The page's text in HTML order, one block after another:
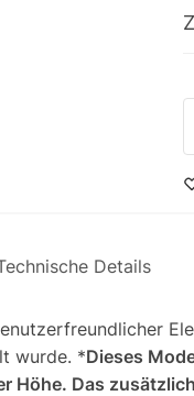
Details
wurde. *Dieses
Höhe. Das